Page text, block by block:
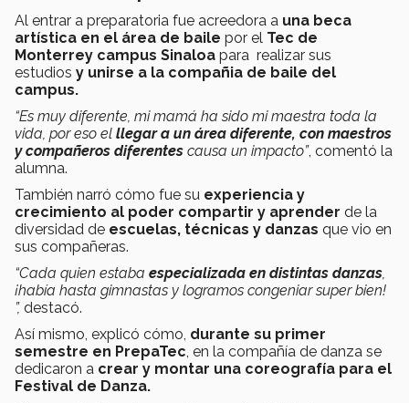
Al entrar a preparatoria fue acreedora a una beca
artística en el área de baile por el Tec de
Monterrey campus Sinaloa para realizar sus
estudios y unirse a la compañia de baile del
campus.
“Es muy diferente, mi mamá ha sido mi maestra toda la
vida, por eso el llegar a un área diferente, con maestros
y compañeros diferentes causa un impacto”, comentó la
alumna.
También narró cómo fue su experiencia y
crecimiento al poder compartir y aprender de la
diversidad de escuelas, técnicas y danzas que vio en
sus compañeras.
“Cada quien estaba especializada en distintas danzas,
¡había hasta gimnastas y logramos congeniar super bien!
”, destacó.
Así mismo, explicó cómo, durante su primer
semestre en PrepaTec, en la compañía de danza se
dedicaron a crear y montar una coreografía para el
Festival de Danza.